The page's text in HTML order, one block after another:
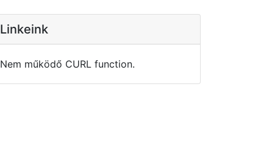
Linkeink
Nem működő CURL function.